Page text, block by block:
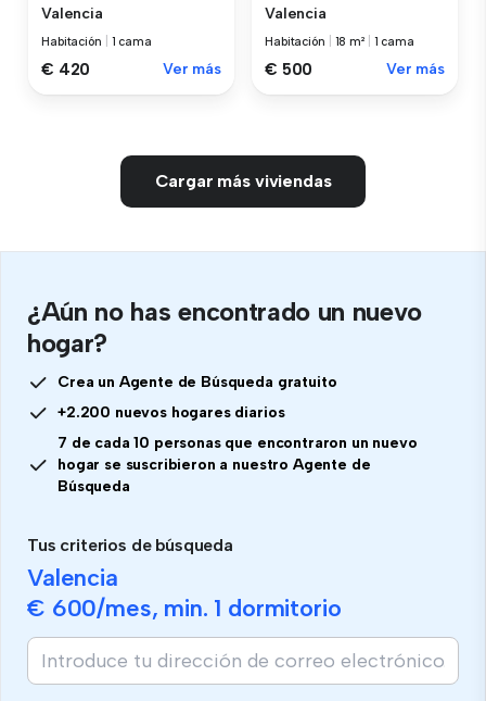
Valencia
Habitación 1 cama
€ 420 Ver más
Valencia
Habitación 18 m² 1 cama
€ 500 Ver más
Cargar más viviendas
¿Aún no has encontrado un nuevo
hogar?
Crea un Agente de Búsqueda gratuito
+2.200 nuevos hogares diarios
7 de cada 10 personas que encontraron un nuevo
hogar se suscribieron a nuestro Agente de
Búsqueda
Tus criterios de búsqueda
Valencia
€ 600/mes, min. 1 dormitorio
Si
eres
humano,